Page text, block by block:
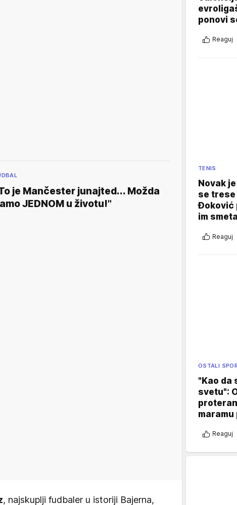
je Mančester junajted... Možda
JEDNOM u životu!"
, najskuplji fudbaler u istoriji Bajerna,
ponovi
Reaguj
TENIS
Novak
se trese
Đoković
im smeta
Reaguj
OSTALI
"Kao da
svetu":
maramu
Reaguj